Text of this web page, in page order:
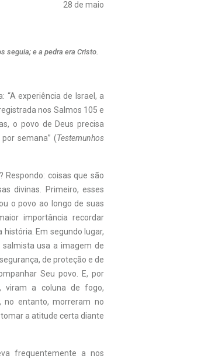
28 de maio
seguia; e a pedra era Cristo.
“A experiência de Israel, a
nos Salmos 105 e
o povo de Deus precisa
semana” (Testemunhos
coisas que são
divinas. Primeiro, esses
o povo ao longo de suas
importância recordar
Em segundo lugar,
usa a imagem de
de proteção e de
Seu povo. E, por
viram a coluna de fogo,
no entanto, morreram no
a atitude certa diante
frequentemente a nos